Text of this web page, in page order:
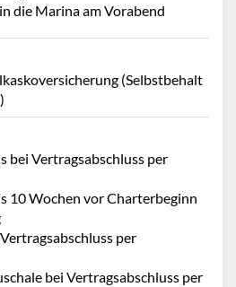
die Marina am Vorabend
(Selbstbehalt
bei Vertragsabschluss per
10 Wochen vor Charterbeginn
per
bei Vertragsabschluss per